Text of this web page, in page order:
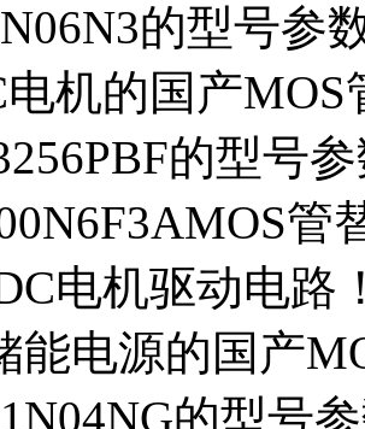
的型号参
机的国产MOS
的型号
管
电机驱动电路
能电源的国产
的型号